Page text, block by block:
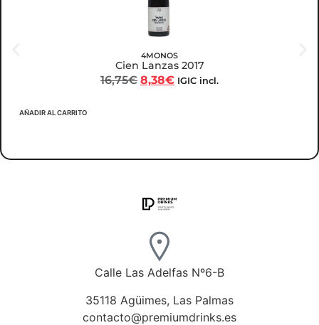
4MONOS
Cien Lanzas 2017
16,75€ 8,38€ IGIC incl.
AÑADIR AL CARRITO
Calle Las Adelfas Nº6-B
35118 Agüimes, Las Palmas
contacto@premiumdrinks.es